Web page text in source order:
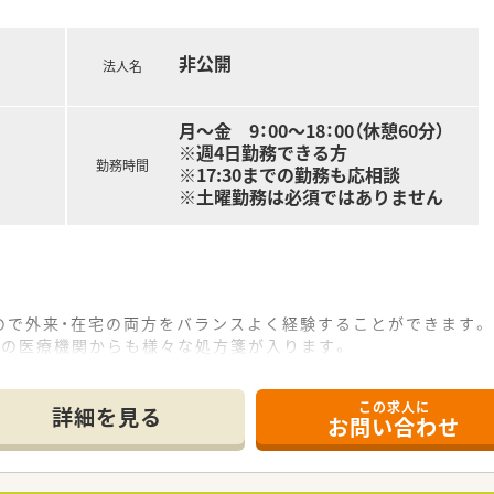
法人名 非公開
勤務時間
月～金 9：00～18：00（休憩60分）
※週4日勤務できる方
※17:30までの勤務も応相談
※土曜勤務は必須ではありません
外来・在宅の両方をバランスよく経験することができます。
医療機関からも様々な処方箋が入ります。
て中の方・ご家庭との両立をご負担なく叶えたい方におスス
立てやすく、メリハリをつけてご就業いただけます。
詳細を見る この求人に
お問い合わせ